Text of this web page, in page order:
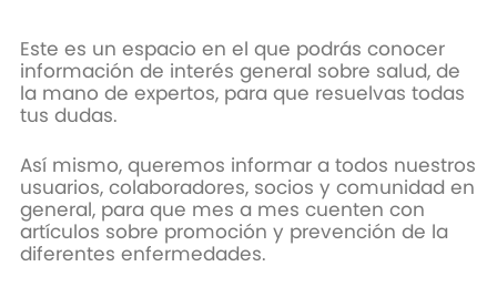
Este es un espacio en el que podrás conocer
información de interés general sobre salud, de
la mano de expertos, para que resuelvas todas
tus dudas.
Así mismo, queremos informar a todos nuestros
usuarios, colaboradores, socios y comunidad en
general, para que mes a mes cuenten con
artículos sobre promoción y prevención de la
diferentes enfermedades.